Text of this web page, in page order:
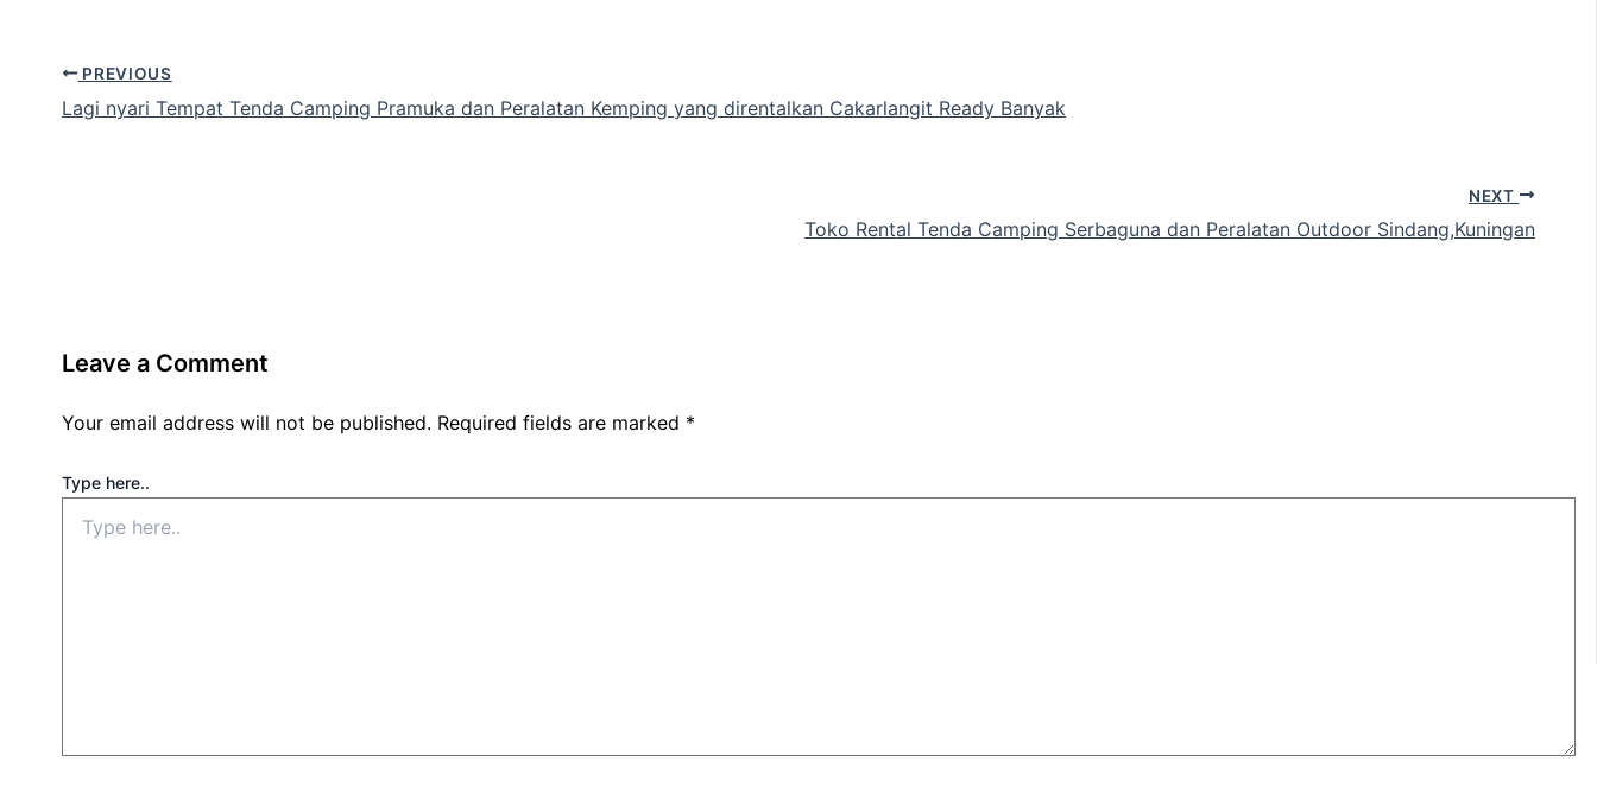
PREVIOUS
Lagi nyari Tempat Tenda Camping Pramuka dan Peralatan Kemping yang direntalkan Cakarlangit Ready Banyak
NEXT
Toko Rental Tenda Camping Serbaguna dan Peralatan Outdoor Sindang,Kuningan
Leave a Comment
Your email address will not be published. Required fields are marked *
Type here..